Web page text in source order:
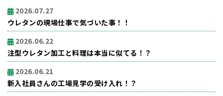
2026.07.27
ウレタンの現場仕事で気づいた事！！
2026.06.22
注型ウレタン加工と料理は本当に似てる！？
2026.06.21
新入社員さんの工場見学の受け入れ！？